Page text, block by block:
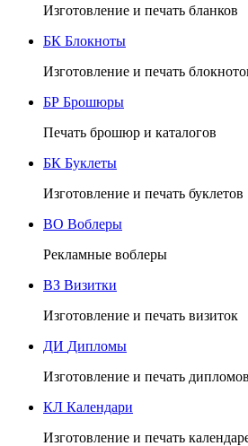
Изготовление и печать бланков
БК Блокноты
Изготовление и печать
БР Брошюры
Печать брошюр и каталогов
БК Буклеты
Изготовление и печать буклетов
ВО Воблеры
Рекламные воблеры
ВЗ Визитки
Изготовление и печать визиток
ДИ Дипломы
Изготовление и печать дипломов
КЛ Календари
Изготовление и печать